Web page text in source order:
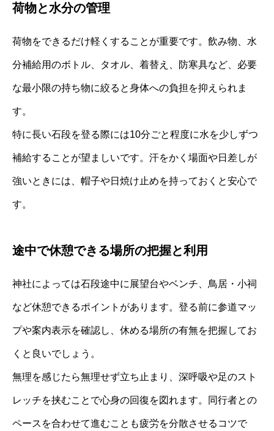
荷物と水分の管理
荷物をできるだけ軽くすることが重要です。飲み物、水
分補給用のボトル、タオル、着替え、防寒具など、必要
な最小限の持ち物に絞ると身体への負担を抑えられま
す。
特に長い石段を登る際には10分ごと程度に水を少しずつ
補給することが望ましいです。汗をかく場面や日差しが
強いときには、帽子や日焼け止めを持っておくと安心で
す。
途中で休憩できる場所の把握と利用
神社によっては石段途中に展望台やベンチ、鳥居・小祠
など休憩できるポイントがあります。登る前に参道マッ
プや案内表示を確認し、休める場所の有無を把握してお
くと良いでしょう。
無理を感じたら無理せず立ち止まり、深呼吸や足のスト
レッチを挟むことで心身の回復を図れます。同行者との
ペースを合わせて進むことも疲労を分散させるコツで